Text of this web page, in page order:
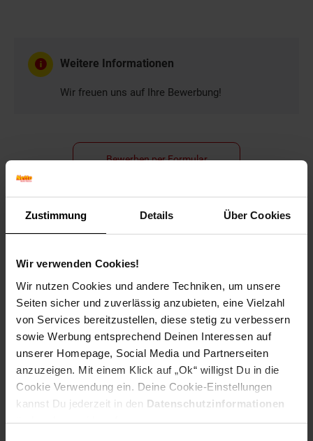
Zustimmung Details Über Cookies
Wir verwenden Cookies!
Wir nutzen Cookies und andere Techniken, um unsere
Seiten sicher und zuverlässig anzubieten, eine Vielzahl
von Services bereitzustellen, diese stetig zu verbessern
sowie Werbung entsprechend Deinen Interessen auf
unserer Homepage, Social Media und Partnerseiten
anzuzeigen. Mit einem Klick auf „Ok“ willigst Du in die
Cookie Verwendung ein. Deine Cookie-Einstellungen
kannst Du jederzeit in den Datenschutzinformationen
ändern bzw. widerrufen.
Weitere Informationen
Wir freuen uns auf Ihre Bewerbung!
Bewerben per Formular
Folge uns auf Social Media!
Hinweis: Aus Gründen der leichteren Lesbarkeit verwenden
wir im Textverlauf die männliche Form der Anrede.
Selbstverständlich sind bei Netto Menschen jeder
Geschlechtsidentität willkommen.
Fußzeile